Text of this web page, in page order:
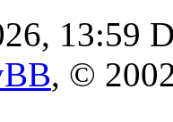
13:59
, ©